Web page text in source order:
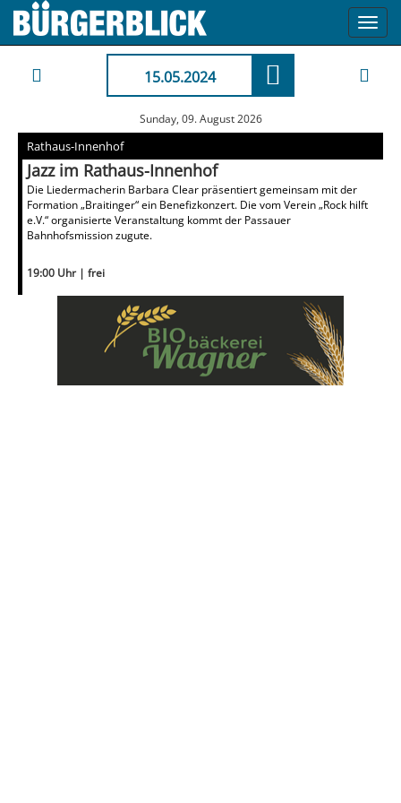
15.05.2024
Sunday, 09. August 2026
Rathaus-Innenhof
Jazz im Rathaus-Innenhof
Die Liedermacherin Barbara Clear präsentiert gemeinsam mit der
Formation „Braitinger“ ein Benefizkonzert. Die vom Verein „Rock hilft
e.V.“ organisierte Veranstaltung kommt der Passauer
Bahnhofsmission zugute.
19:00 Uhr | frei